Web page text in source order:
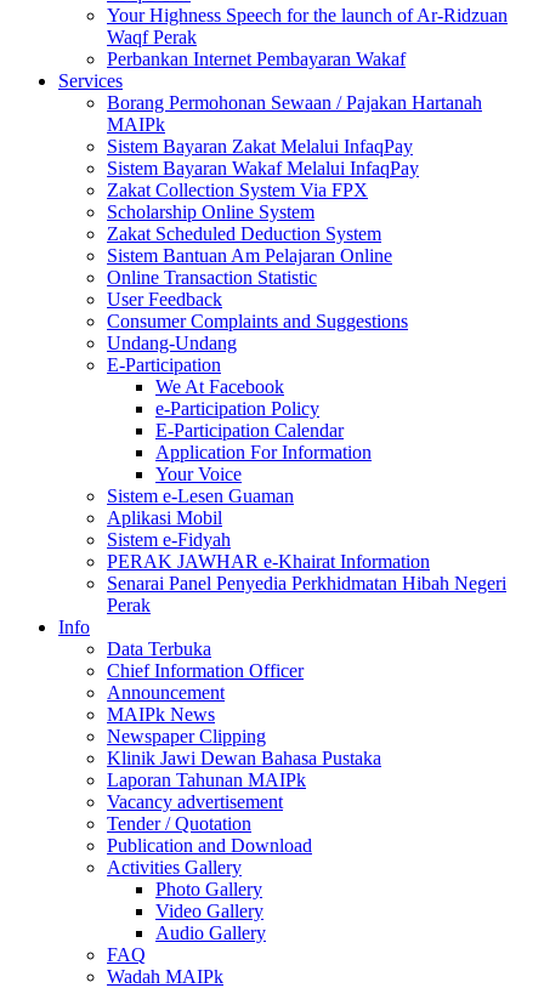
Your Highness Speech for the launch of Ar-Ridzuan
Waqf Perak
Perbankan Internet Pembayaran Wakaf
Services
Borang Permohonan Sewaan / Pajakan Hartanah
MAIPk
Sistem Bayaran Zakat Melalui InfaqPay
Sistem Bayaran Wakaf Melalui InfaqPay
Zakat Collection System Via FPX
Scholarship Online System
Zakat Scheduled Deduction System
Sistem Bantuan Am Pelajaran Online
Online Transaction Statistic
User Feedback
Consumer Complaints and Suggestions
Undang-Undang
E-Participation
We At Facebook
e-Participation Policy
E-Participation Calendar
Application For Information
Your Voice
Sistem e-Lesen Guaman
Aplikasi Mobil
Sistem e-Fidyah
PERAK JAWHAR e-Khairat Information
Senarai Panel Penyedia Perkhidmatan Hibah Negeri
Perak
Info
Data Terbuka
Chief Information Officer
Announcement
MAIPk News
Newspaper Clipping
Klinik Jawi Dewan Bahasa Pustaka
Laporan Tahunan MAIPk
Vacancy advertisement
Tender / Quotation
Publication and Download
Activities Gallery
Photo Gallery
Video Gallery
Audio Gallery
FAQ
Wadah MAIPk